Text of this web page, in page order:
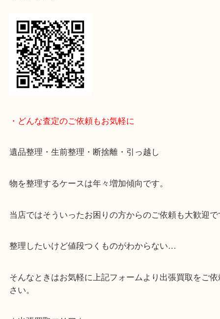
又のご来店を心よりお待ちしております。
ライン査定始めました☆お友だち登録お願いしま
って下さい↓